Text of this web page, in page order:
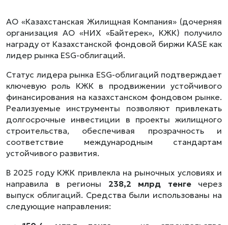
АО «Казахстанская Жилищная Компания» (дочерняя
организация АО «НИХ «Байтерек», КЖК) получило
награду от Казахстанской фондовой биржи KASE как
лидер рынка ESG-облигаций.
Статус лидера рынка ESG-облигаций подтверждает
ключевую роль КЖК в продвижении устойчивого
финансирования на казахстанском фондовом рынке.
Реализуемые инструменты позволяют привлекать
долгосрочные инвестиции в проекты жилищного
строительства, обеспечивая прозрачность и
соответствие международным стандартам
устойчивого развития.
В 2025 году КЖК привлекла на рыночных условиях и
направила в регионы 238,2 млрд тенгечерез
выпуск облигаций. Средства были использованы на
следующие направления: